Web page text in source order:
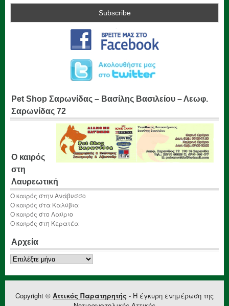
Pet Shop Σαρωνίδας – Βασίλης Βασιλείου – Λεωφ.
Σαρωνίδας 72
Ο καιρός
στη
Λαυρεωτική
Ο καιρός στην Ανάβυσσο
Ο καιρός στα Καλύβια
Ο καιρός στο Λαύριο
Ο καιρός στη Κερατέα
Αρχεία
Αρχεία
Copyright © Αττικός Παρατηρητής - Η έγκυρη ενημέρωση της